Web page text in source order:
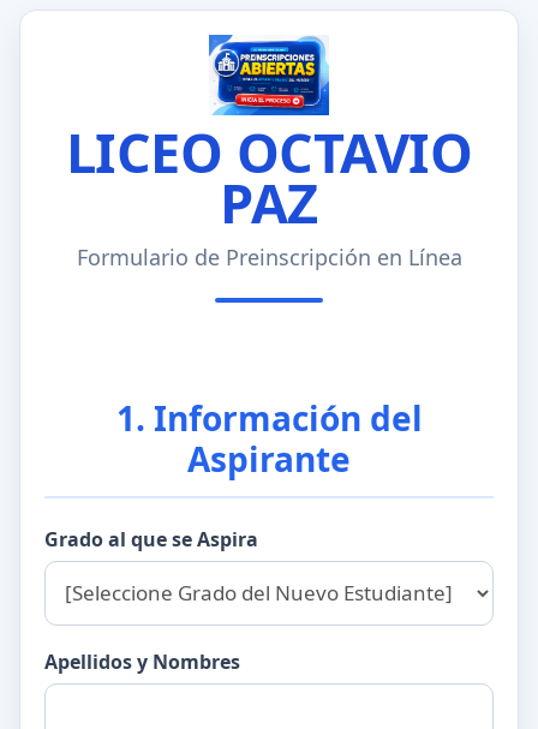
LICEO OCTAVIO
PAZ
Formulario de Preinscripción en Línea
1. Información del
Aspirante
Grado al que se Aspira
Apellidos y Nombres